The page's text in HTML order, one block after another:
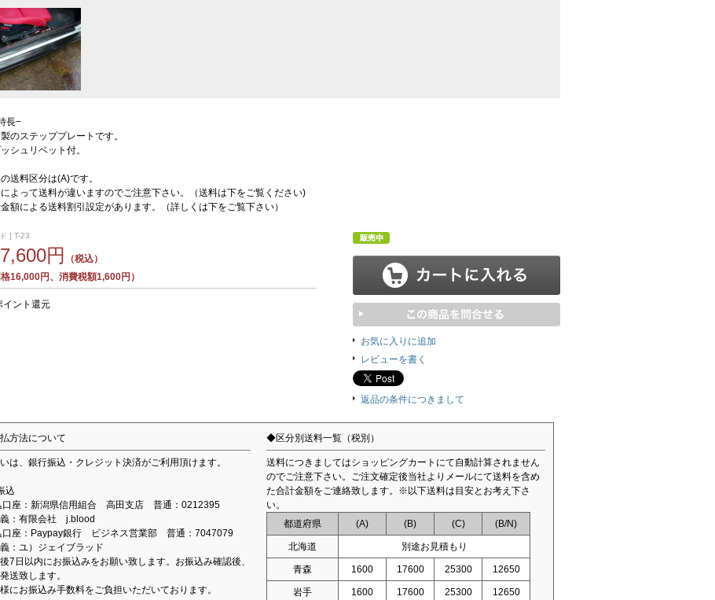
長−
のステッププレートです。
シュリベット付。
送料区分は(A)です。
よって送料が違いますのでご注意下さい。（送料は下をご覧ください)
額による送料割引設定があります。（詳しくは下をご覧下さい）
] T-23
円
（税込）
格16,000円、消費税額1,600円）
イント還元
お気に入りに追加
レビューを書く
返品の条件につきまして
方法について
は、銀行振込・クレジット決済がご利用頂けます。
込
口座：新潟県信用組合 高田支店 普通：0212395
義：有限会社 j.blood
口座：Paypay銀行 ビジネス営業部 普通：7047079
：ユ）ジェイブラッド
7日以内にお振込みをお願い致します。お振込み確認後、
送致します。
にお振込み手数料をご負担いただいております。
◆区分別送料一覧（税別）
送料につきましてはショッピングカートにて自動計算されません
のでご注意下さい。ご注文確定後当社よりメールにて送料を含め
た合計金額をご連絡致します。※以下送料は目安とお考え下さ
い。
都道府県
(A) (B) (C) (B/N)
北海道 別途お見積もり
青森 1600 17600 25300 12650
岩手 1600 17600 25300 12650